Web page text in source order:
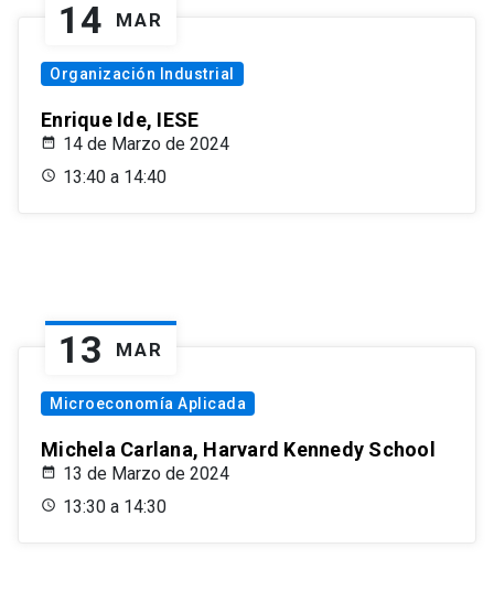
14 MAR
Organización Industrial
Enrique Ide, IESE
14 de Marzo de 2024
13:40 a 14:40
13 MAR
Microeconomía Aplicada
Michela Carlana, Harvard Kennedy School
13 de Marzo de 2024
13:30 a 14:30